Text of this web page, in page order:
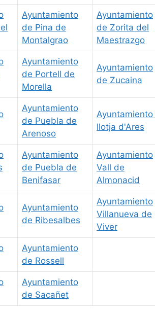
Ayuntamiento
de Pina de
Montalgrao
Ayuntamiento
de Zorita del
Maestrazgo
Ayuntamiento
de Portell de
Morella
Ayuntamiento
de Zucaina
Ayuntamiento
de Puebla de
Arenoso
Ayuntamiento
llotja d'Ares
Ayuntamiento
de Puebla de
Benifasar
Ayuntamiento
Vall de
Almonacid
Ayuntamiento
de Ribesalbes
Ayuntamiento
Villanueva de
Viver
Ayuntamiento
de Rossell
Ayuntamiento
de Sacañet